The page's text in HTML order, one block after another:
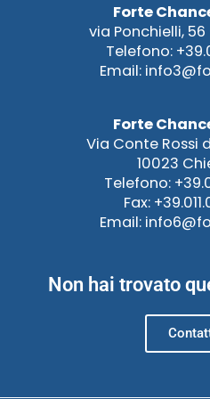
Forte
via Ponchielli, 56
Telefono:
Email:
Forte
Via Conte Rossi
10023
Telefono:
Fax:
Email:
Non hai trovato